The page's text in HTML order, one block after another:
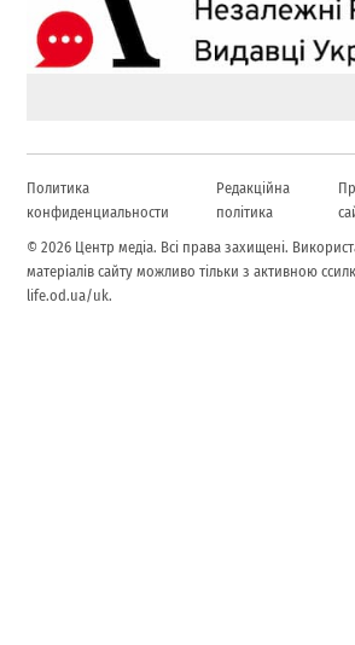
Политика
конфиденциальности
Редакційна
політика
© 2026 Центр медіа. Всі права захищені.
матеріалів сайту можливо тільки з активною
life.od.ua/uk.